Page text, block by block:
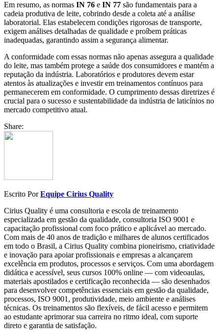
Em resumo, as normas IN 76 e IN 77 são fundamentais para a
cadeia produtiva de leite, cobrindo desde a coleta até a análise
laboratorial. Elas estabelecem condições rigorosas de transporte,
exigem análises detalhadas de qualidade e proíbem práticas
inadequadas, garantindo assim a segurança alimentar.
A conformidade com essas normas não apenas assegura a qualidade
do leite, mas também protege a saúde dos consumidores e mantém a
reputação da indústria. Laboratórios e produtores devem estar
atentos às atualizações e investir em treinamentos contínuos para
permanecerem em conformidade. O cumprimento dessas diretrizes é
crucial para o sucesso e sustentabilidade da indústria de laticínios no
mercado competitivo atual.
Share:
Escrito PorEquipe Cirius Quality
Cirius Quality é uma consultoria e escola de treinamento
especializada em gestão da qualidade, consultoria ISO 9001 e
capacitação profissional com foco prático e aplicável ao mercado.
Com mais de 40 anos de tradição e milhares de alunos certificados
em todo o Brasil, a Cirius Quality combina pioneirismo, criatividade
e inovação para apoiar profissionais e empresas a alcançarem
excelência em produtos, processos e serviços. Com uma abordagem
didática e acessível, seus cursos 100% online — com videoaulas,
materiais apostilados e certificação reconhecida — são desenhados
para desenvolver competências essenciais em gestão da qualidade,
processos, ISO 9001, produtividade, meio ambiente e análises
técnicas. Os treinamentos são flexíveis, de fácil acesso e permitem
ao estudante aprimorar sua carreira no ritmo ideal, com suporte
direto e garantia de satisfação.